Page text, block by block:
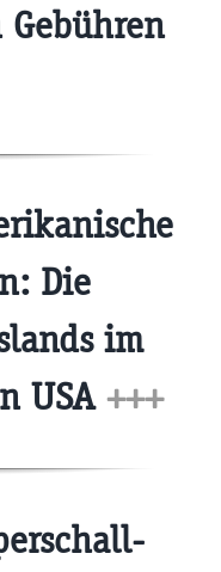
Gebühren
Die
im
USA +++